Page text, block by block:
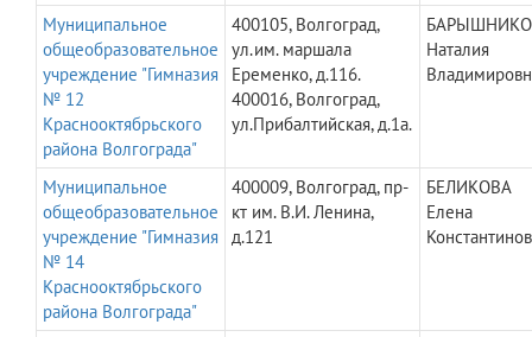
Муниципальное
общеобразовательное
учреждение "Гимназия
№ 12
Краснооктябрьского
района Волгограда"
400105, Волгоград,
ул.им. маршала
Еременко, д.116.
400016, Волгоград,
ул.Прибалтийская, д.1а.
Наталия
Муниципальное
общеобразовательное
учреждение "Гимназия
№ 14
Краснооктябрьского
района Волгограда"
400009, Волгоград, пр-
кт им. В.И. Ленина,
д.121
БЕЛИКОВА
Елена